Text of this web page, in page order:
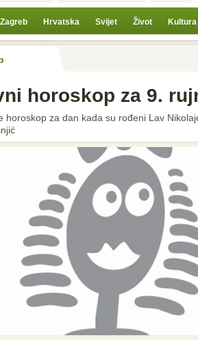
Zagreb Hrvatska Svijet Život Kultura
horoskop za 9.
horoskop za dan kada su rođeni Lav